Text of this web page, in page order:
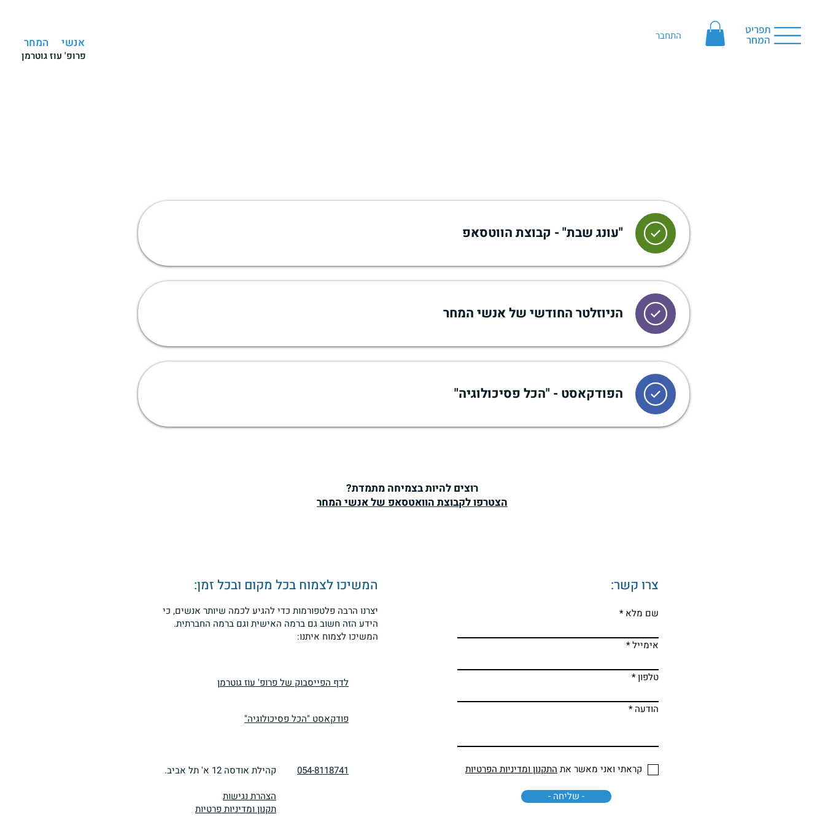
אנשי המחר
פרופ' עוז גוטרמן
התחבר תפריט
המחר
"עונג שבת" - קבוצת הווטסאפ
הניוזלטר החודשי של אנשי המחר
הפודקאסט - "הכל פסיכולוגיה"
רוצים להיות בצמיחה מתמדת?
הצטרפו לקבוצת הוואטסאפ של אנשי המחר
המשיכו לצמוח בכל מקום ובכל זמן:
יצרנו הרבה פלטפורמות כדי להגיע לכמה שיותר אנשים, כי
הידע הזה חשוב גם ברמה האישית וגם ברמה החברתית.
המשיכו לצמוח איתנו:
לדף הפייסבוק של פרופ' עוז גוטרמן
פודקאסט "הכל פסיכולוגיה"
קהילת אודסה 12 א' תל אביב.
צרו קשר:
שם מלא
אימייל
טלפון
הודעה
- שליחה -
קראתי ואני מאשר את התקנון ומדיניות הפרטיות
054-8118741
הצהרת נגישות
תקנון ומדיניות פרטיות